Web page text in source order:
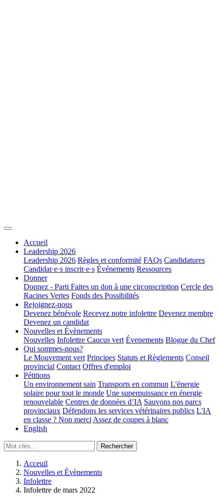
Accueil
Leadership 2026
Leadership 2026 Règles et conformité FAQs Candidatures
Candidat·e·s inscrit·e·s Événements Ressources
Donner
Donnez - Parti Faites un don à une circonscription Cercle des
Racines Vertes Fonds des Possibilités
Rejoignez-nous
Devenez bénévole Recevez notre infolettre Devenez membre
Devenez un candidat
Nouvelles et Évènements
Nouvelles Infolettre Caucus vert Évenements Blogue du Chef
Qui sommes-nous?
Le Mouvement vert Principes Statuts et Règlements Conseil
provincial Contact Offres d'emploi
Pétitions
Un environnement sain Transports en commun L'énergie
solaire pour tout le monde Une superpuissance en énergie
renouvelable Centres de données d’IA Sauvons nos parcs
provinciaux Défendons les services vétérinaires publics L'IA
en classe ? Non merci Assez de coupes à blanc
English
Acceuil
Nouvelles et Évènements
Infolettre
Infolettre de mars 2022